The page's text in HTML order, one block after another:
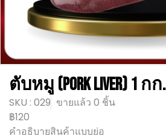
ตับหมู (Pork Liver) 1 กก.
SKU : 029 ขายแล้ว 0 ชิ้น
฿120
คำอธิบายสินค้าแบบย่อ